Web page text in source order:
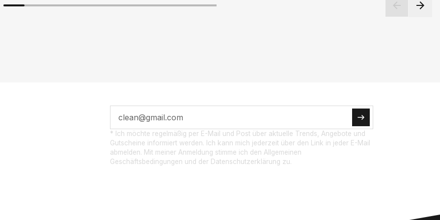
* Ich möchte regelmäßig per E-Mail und Post über aktuelle Trends, Angebote und
Gutscheine informiert werden. Ich kann mich jederzeit über den Link in jeder E-Mail
abmelden. Mit meiner Anmeldung stimme ich den Allgemeinen
Geschäftsbedingungen und der Datenschutzerklärung zu.